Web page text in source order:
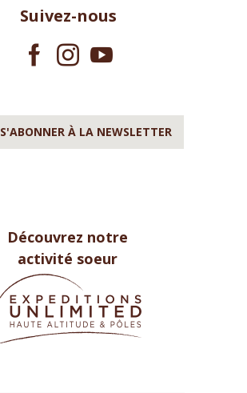
Suivez-nous
S'ABONNER À LA NEWSLETTER
Découvrez notre
activité soeur